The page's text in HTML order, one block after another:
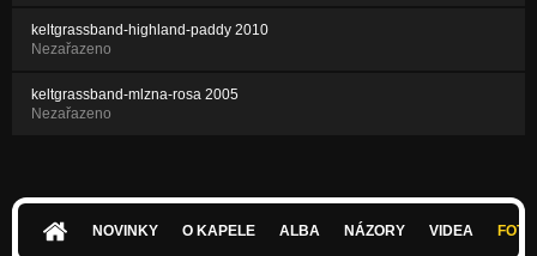
keltgrassband-highland-paddy 2010
Nezařazeno
keltgrassband-mlzna-rosa 2005
Nezařazeno
NOVINKY O KAPELE ALBA NÁZORY VIDEA